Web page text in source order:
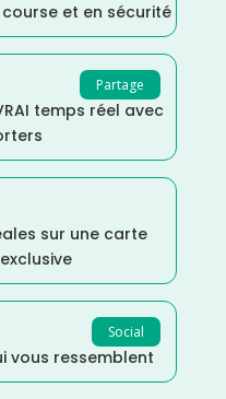
et en sécurité
Partage
temps réel avec
sur une carte
Social
vous ressemblent